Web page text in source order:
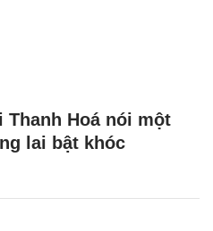
Thanh Hoá nói một
lai bật khóc